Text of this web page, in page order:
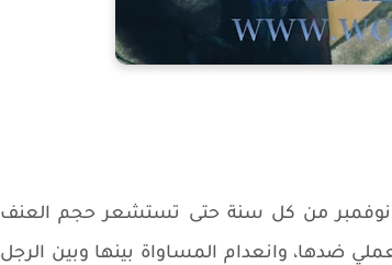
نوفمبر من كل سنة حتى تستشعر حجم العنف
ضدها، وانعدام المساواة بينها وبين الرجل